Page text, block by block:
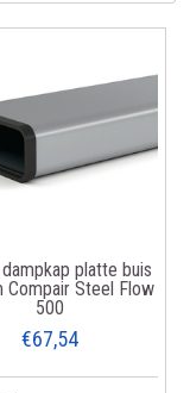
platte buis
Compair Steel Flow
500
€67,54